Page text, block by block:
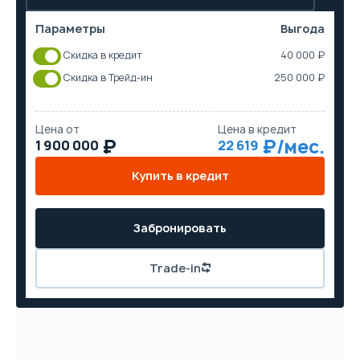
Параметры Выгода
Скидка в кредит
40 000 ₽
Скидка в Трейд-ин
250 000 ₽
Цена от
1 900 000
Цена в кредит
22 619
Купить в кредит
Trade-in
Забронировать